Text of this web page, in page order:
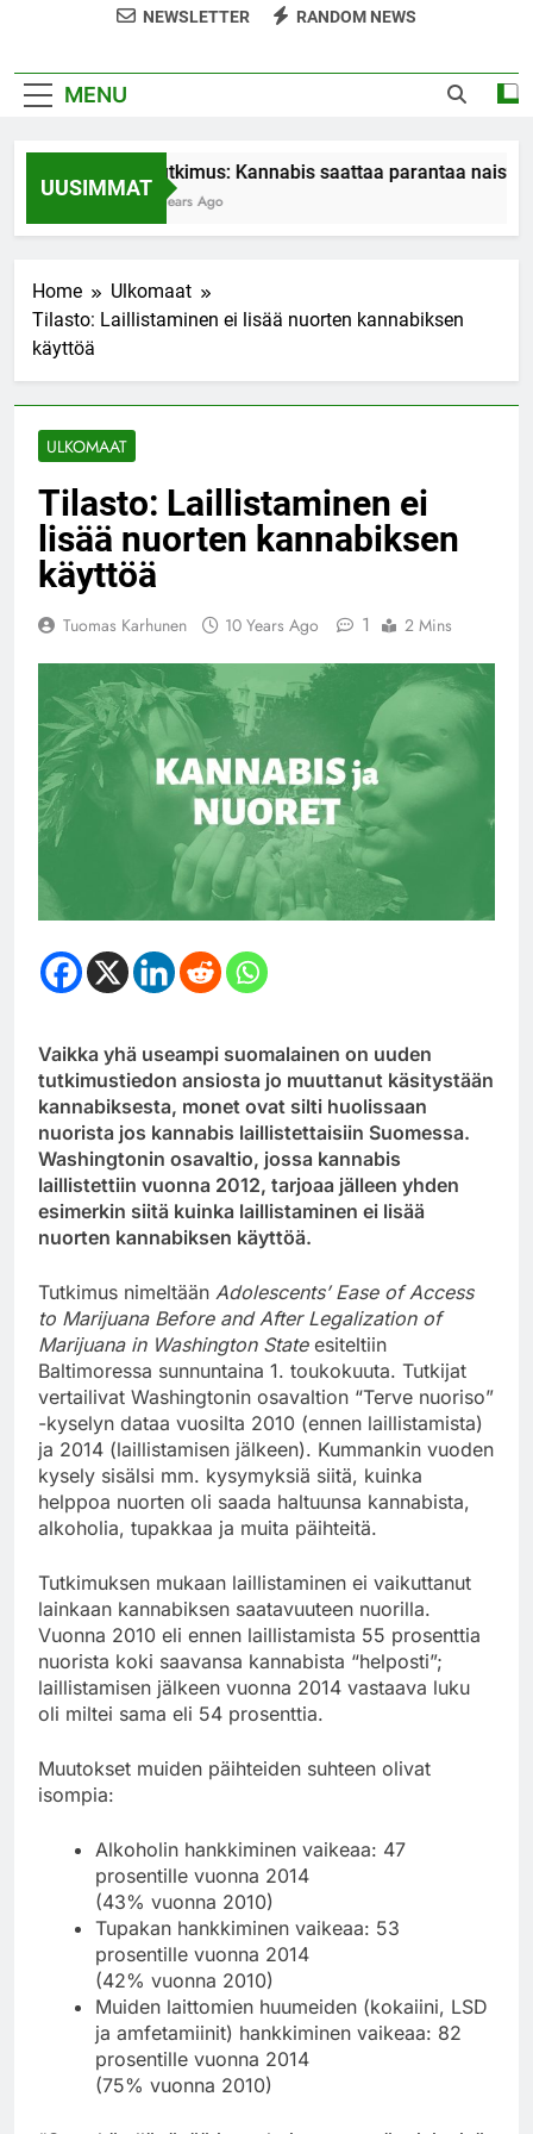
NEWSLETTER RANDOM NEWS
MENU
UUSIMMAT
Tutkimus: Kannabis saattaa parantaa naisten
7 Years Ago
Home
Ulkomaat
Tilasto: Laillistaminen ei lisää nuorten kannabiksen
käyttöä
ULKOMAAT
Tilasto: Laillistaminen ei
lisää nuorten kannabiksen
käyttöä
Tuomas Karhunen 10 Years Ago 1 2 Mins
Vaikka yhä useampi suomalainen on uuden
tutkimustiedon ansiosta jo muuttanut käsitystään
kannabiksesta, monet ovat silti huolissaan
nuorista jos kannabis laillistettaisiin Suomessa.
Washingtonin osavaltio, jossa kannabis
laillistettiin vuonna 2012, tarjoaa jälleen yhden
esimerkin siitä kuinka laillistaminen ei lisää
nuorten kannabiksen käyttöä.
Tutkimus nimeltään Adolescents’ Ease of Access
to Marijuana Before and After Legalization of
Marijuana in Washington Stateesiteltiin
Baltimoressa sunnuntaina 1. toukokuuta. Tutkijat
vertailivat Washingtonin osavaltion “Terve nuoriso”
-kyselyn dataa vuosilta 2010 (ennen laillistamista)
ja 2014 (laillistamisen jälkeen). Kummankin vuoden
kysely sisälsi mm. kysymyksiä siitä, kuinka
helppoa nuorten oli saada haltuunsa kannabista,
alkoholia, tupakkaa ja muita päihteitä.
Tutkimuksen mukaan laillistaminen ei vaikuttanut
lainkaan kannabiksen saatavuuteen nuorilla.
Vuonna 2010 eli ennen laillistamista 55 prosenttia
nuorista koki saavansa kannabista “helposti”;
laillistamisen jälkeen vuonna 2014 vastaava luku
oli miltei sama eli 54 prosenttia.
Muutokset muiden päihteiden suhteen olivat
isompia:
Alkoholin hankkiminen vaikeaa: 47
prosentille vuonna 2014
(43% vuonna 2010)
Tupakan hankkiminen vaikeaa: 53
prosentille vuonna 2014
(42% vuonna 2010)
Muiden laittomien huumeiden (kokaiini, LSD
ja amfetamiinit) hankkiminen vaikeaa: 82
prosentille vuonna 2014
(75% vuonna 2010)